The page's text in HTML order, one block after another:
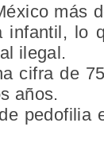
más
infantil, lo
ilegal.
cifra de
años.
pedofilia